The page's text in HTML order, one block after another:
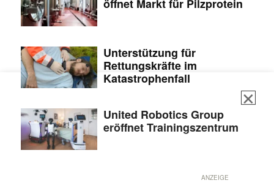
öffnet Markt für Pilzprotein
Unterstützung für
Rettungskräfte im
Katastrophenfall
United Robotics Group
eröffnet Trainingszentrum
ANZEIGE